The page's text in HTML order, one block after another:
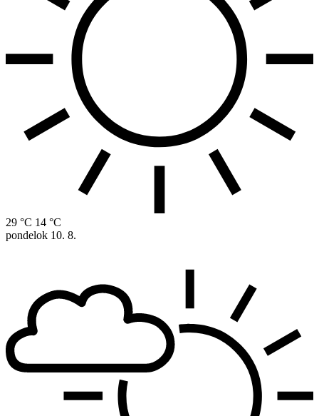
29 °C 14 °C
pondelok 10. 8.